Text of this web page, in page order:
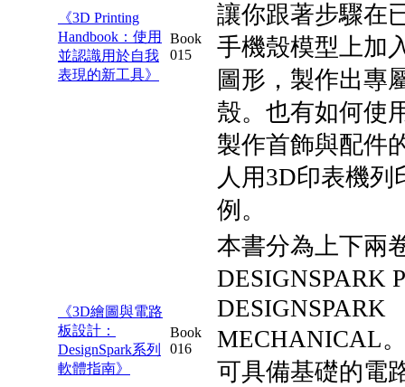
《3D Printing
Handbook：使用
並認識用於自我
表現的新工具》
Book
015
讓你跟著步驟在
手機殼模型上加
圖形，製作出專
殼。也有如何使
製作首飾與配件
人用3D印表機列
例。
《3D繪圖與電路
板設計：
DesignSpark系列
軟體指南》
Book
016
本書分為上下兩
DESIGNSPARK
DESIGNSPARK
MECHANICAL
可具備基礎的電